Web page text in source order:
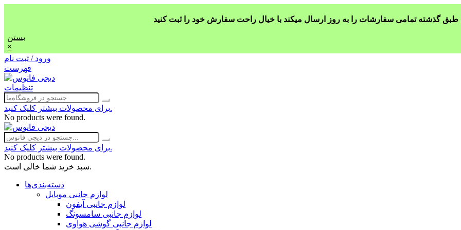
بستن
×
ورود / ثبت نام
فهرست
تنظیمات
برای محصولات بیشتر کلیک کنید.
No products were found.
برای محصولات بیشتر کلیک کنید.
No products were found.
سبد خرید شما خالی است.
دسته‌بندی‌ها
لوازم جانبی موبایل
لوازم جانبی آیفون
لوازم جانبی سامسونگ
لوازم جانبی گوشی هواوی